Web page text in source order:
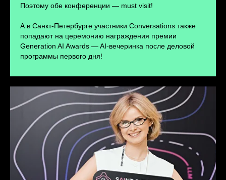
Поэтому обе конференции — must visit!
А в Санкт-Петербурге участники Conversations также
попадают на церемонию награждения премии
Generation AI Awards — AI-вечеринка после деловой
программы первого дня!